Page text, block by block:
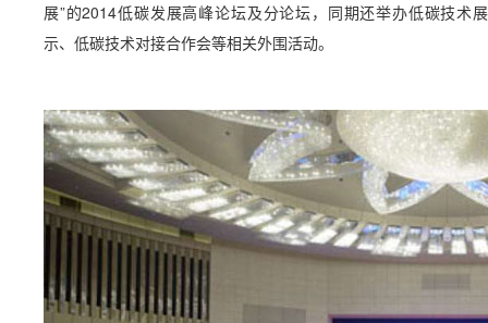
展”的2014低碳发展高峰论坛及分论坛，同期还举办低碳技术展
示、低碳技术对接合作会等相关外围活动。